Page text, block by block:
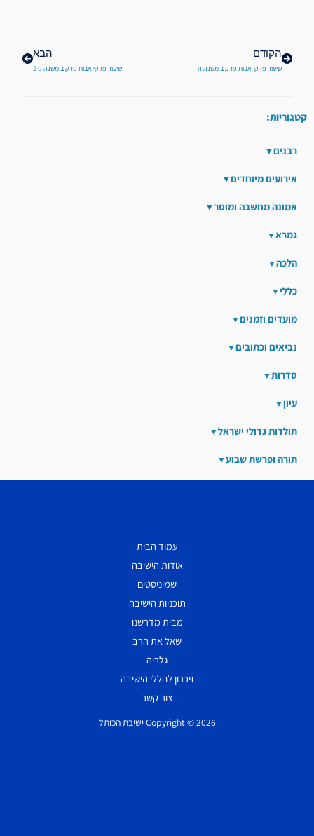
הקודם
שיעור פרקי אבות פרק ב משנה ח
הבא
שיעור פרקי אבות פרק ב משנה ט 2
קטגוריות:
רבנים
אירועים מיוחדים
אמונה מחשבה ומוסר
גמרא
הלכה
כללי
מועדים וזמנים
נביאים וכתובים
סדרות
עיון
תולדות גדולי ישראל
תורה ופרשת שבוע
עמוד הבית
אודות הישיבה
שמיניסטים
תוכניות הישיבה
מבית מדרשנו
שאל את הרב
גלריה
זיכרון לחללי הישיבה
צור קשר
Copyright © 2026 ישיבת הכותל